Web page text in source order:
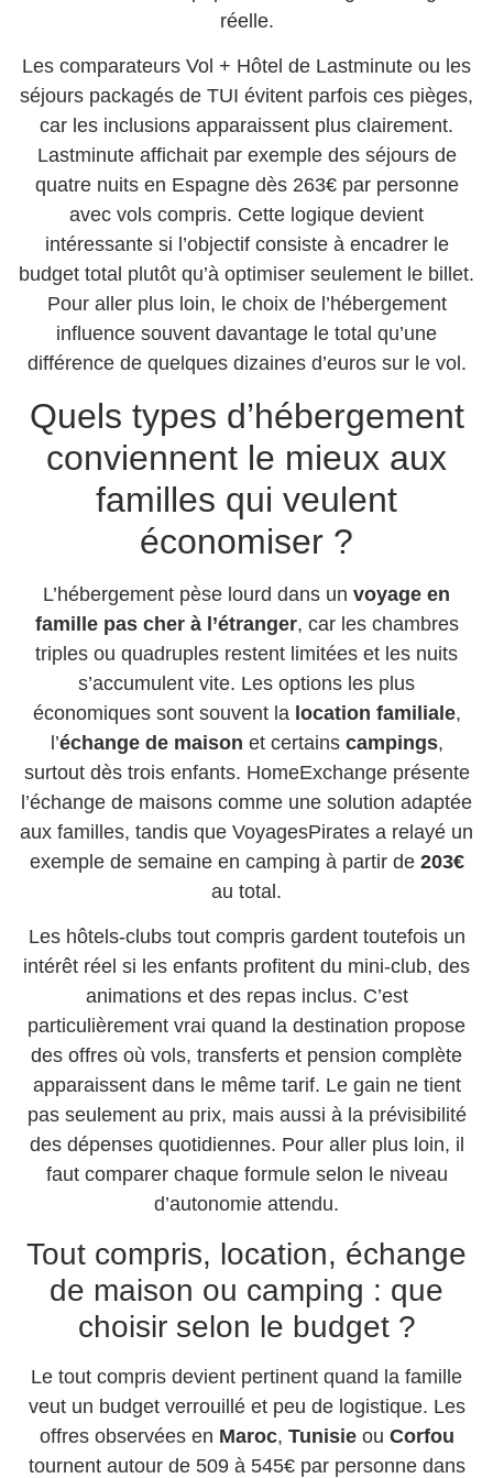
réelle.
Les comparateurs Vol + Hôtel de Lastminute ou les
séjours packagés de TUI évitent parfois ces pièges,
car les inclusions apparaissent plus clairement.
Lastminute affichait par exemple des séjours de
quatre nuits en Espagne dès 263€ par personne
avec vols compris. Cette logique devient
intéressante si l’objectif consiste à encadrer le
budget total plutôt qu’à optimiser seulement le billet.
Pour aller plus loin, le choix de l’hébergement
influence souvent davantage le total qu’une
différence de quelques dizaines d’euros sur le vol.
Quels types d’hébergement
conviennent le mieux aux
familles qui veulent
économiser ?
L’hébergement pèse lourd dans un voyage en
famille pas cher à l’étranger, car les chambres
triples ou quadruples restent limitées et les nuits
s’accumulent vite. Les options les plus
économiques sont souvent la location familiale,
l’échange de maison et certains campings,
surtout dès trois enfants. HomeExchange présente
l’échange de maisons comme une solution adaptée
aux familles, tandis que VoyagesPirates a relayé un
exemple de semaine en camping à partir de 203€
au total.
Les hôtels-clubs tout compris gardent toutefois un
intérêt réel si les enfants profitent du mini-club, des
animations et des repas inclus. C’est
particulièrement vrai quand la destination propose
des offres où vols, transferts et pension complète
apparaissent dans le même tarif. Le gain ne tient
pas seulement au prix, mais aussi à la prévisibilité
des dépenses quotidiennes. Pour aller plus loin, il
faut comparer chaque formule selon le niveau
d’autonomie attendu.
Tout compris, location, échange
de maison ou camping : que
choisir selon le budget ?
Le tout compris devient pertinent quand la famille
veut un budget verrouillé et peu de logistique. Les
offres observées en Maroc, Tunisieou Corfou
tournent autour de 509 à 545€ par personne dans